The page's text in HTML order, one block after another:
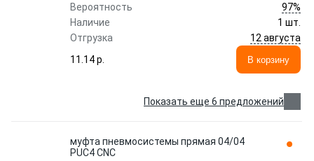
Вероятность
97%
Наличие
1 шт.
Отгрузка
12 августа
11.14 p.
В корзину
Показать еще 6 предложений
муфта пневмосистемы прямая 04/04
PUC4 CNC